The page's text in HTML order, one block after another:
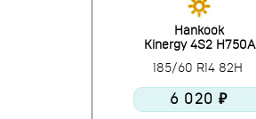
Hankook
Kinergy 4S2 H750A
185/60 R14 82H
6 020 ₽